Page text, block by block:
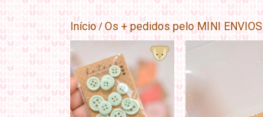
Início/Os + pedidos pelo MINI ENVIOS